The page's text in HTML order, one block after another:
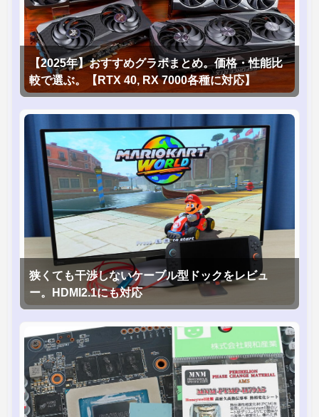
【2025年】おすすめグラボまとめ。価格・性能比
較で選ぶ。【RTX 40, RX 7000各種に対応】
狭くても干渉しないケーブル型ドックをレビュ
ー。HDMI2.1にも対応